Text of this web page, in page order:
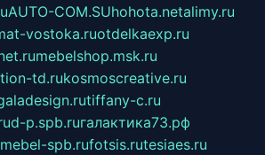
AUTO-COM.SUhohota.netalimy.ru
vostoka.ruotdelkaexp.ru
mebelshop.msk.ru
td.rukosmoscreative.ru
tiffany-c.ru
d-p.spb.ruгалактика73.рф
spb.rufotsis.rutesiaes.ru